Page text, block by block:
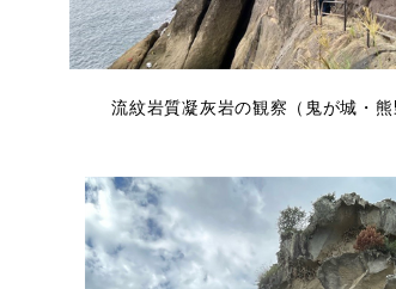
流紋岩質凝灰岩の観察（鬼が城・